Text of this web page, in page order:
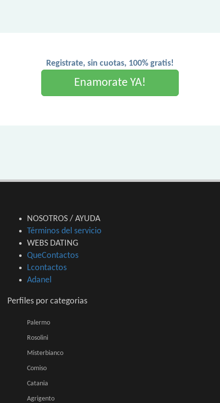
Registrate, sin cuotas, 100% gratis!
Enamorate YA!
NOSOTROS / AYUDA
Términos del servicio
WEBS DATING
QueContactos
Lcontactos
Adanel
Perfiles por categorias
Palermo
Rosolini
Misterbianco
Comiso
Catania
Agrigento